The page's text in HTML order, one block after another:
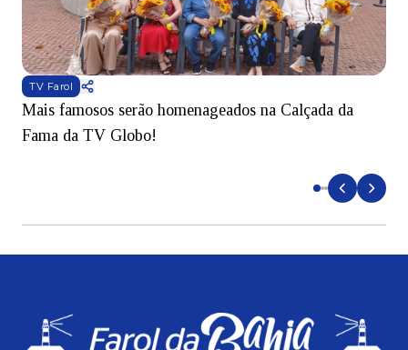
TV Farol
Mais famosos serão homenageados na Calçada da
Fama da TV Globo!